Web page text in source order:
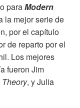
paraModern
la mejor serie de
por el capítulo
de reparto por el
Los mejores
fueron Jim
, y Julia